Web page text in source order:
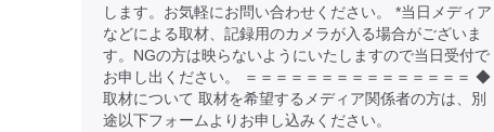
します。お気軽にお問い合わせください。 *当日メディア
などによる取材、記録用のカメラが入る場合がございま
す。NGの方は映らないようにいたしますので当日受付で
お申し出ください。 ＝＝＝＝＝＝＝＝＝＝＝＝＝＝＝ ◆
取材について 取材を希望するメディア関係者の方は、別
途以下フォームよりお申し込みください。